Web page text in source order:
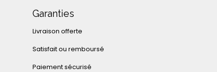
Garanties
Livraison offerte
Satisfait ou remboursé
Paiement sécurisé